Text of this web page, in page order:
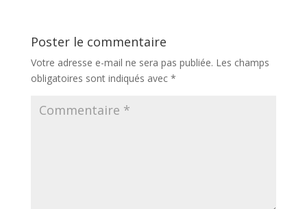
Poster le commentaire
Votre adresse e-mail ne sera pas publiée. Les champs
obligatoires sont indiqués avec *